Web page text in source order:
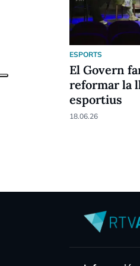
ESPORTS
El Govern
reformar la
esportius
18.06.26